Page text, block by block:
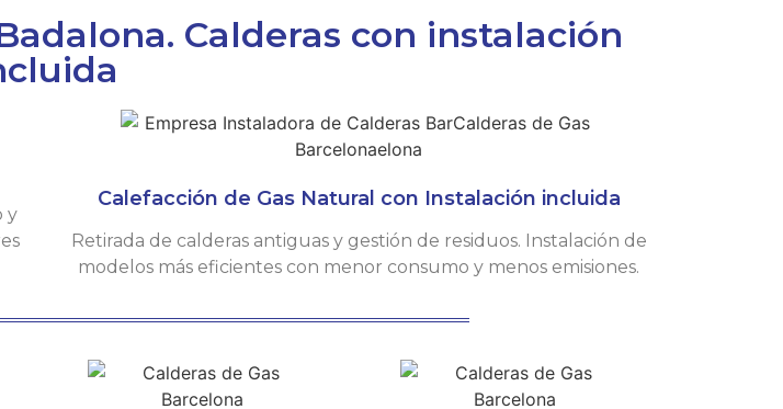
Calderas con instalación
y
Calefacción de Gas Natural con Instalación incluida
Retirada de calderas antiguas y gestión de residuos. Instalación de
modelos más eficientes con menor consumo y menos emisiones.